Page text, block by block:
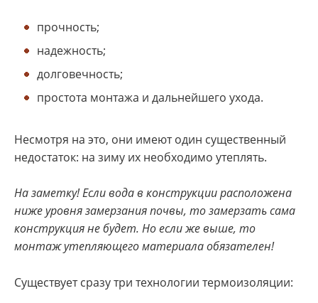
прочность;
надежность;
долговечность;
простота монтажа и дальнейшего ухода.
Несмотря на это, они имеют один существенный
недостаток: на зиму их необходимо утеплять.
На заметку! Если вода в конструкции расположена
ниже уровня замерзания почвы, то замерзать сама
конструкция не будет. Но если же выше, то
монтаж утепляющего материала обязателен!
Существует сразу три технологии термоизоляции: